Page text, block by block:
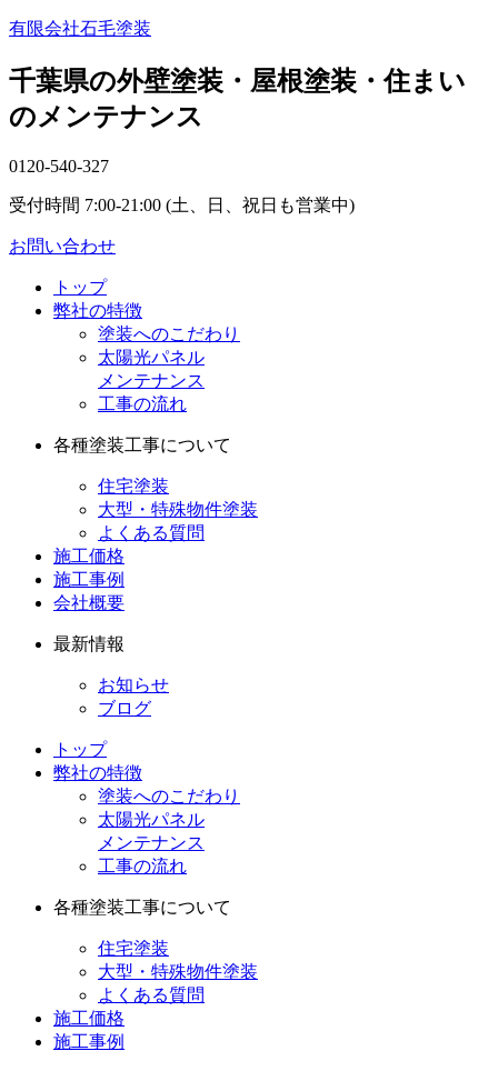
有限会社石毛塗装
千葉県の外壁塗装・屋根塗装・住まい
のメンテナンス
0120-540-327
受付時間 7:00-21:00 (土、日、祝日も営業中)
お問い合わせ
トップ
弊社の特徴
塗装へのこだわり
太陽光パネル
メンテナンス
工事の流れ
各種塗装工事について
住宅塗装
大型・特殊物件塗装
よくある質問
施工価格
施工事例
会社概要
最新情報
お知らせ
ブログ
トップ
弊社の特徴
塗装へのこだわり
太陽光パネル
メンテナンス
工事の流れ
各種塗装工事について
住宅塗装
大型・特殊物件塗装
よくある質問
施工価格
施工事例